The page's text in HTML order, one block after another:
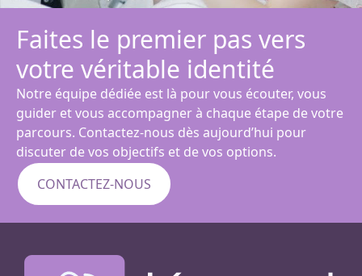
Faites le premier pas vers
votre véritable identité
Notre équipe dédiée est là pour vous écouter, vous
guider et vous accompagner à chaque étape de votre
parcours. Contactez-nous dès aujourd’hui pour
discuter de vos objectifs et de vos options.
CONTACTEZ-NOUS